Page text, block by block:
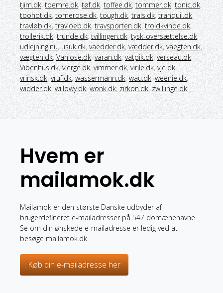
tjim.dk, toemre.dk, tøf.dk, toffee.dk, tommer.dk, tonic.dk,
toohot.dk, tornerose.dk, tough.dk, trals.dk, tranquil.dk,
travløb.dk, travloeb.dk, travsporten.dk, troldkvinde.dk,
trollerik.dk, trunde.dk, tvillingen.dk, tysk-oversættelse.dk,
udlejning.nu, usuk.dk, vaedder.dk, vædder.dk, vaegten.dk,
vægten.dk, Vanlose.dk, varan.dk, vatpik.dk, verseau.dk,
Vibenhus.dk, vierge.dk, vimmer.dk, virile.dk, vje.dk,
vrinsk.dk, vruf.dk, wassermann.dk, wau.dk, weenie.dk,
widder.dk, willowy.dk, wonk.dk, zirkon.dk, zwillinge.dk
Hvem er
mailamok.dk
Mailamok er den største Danske udbyder af
brugerdefineret e-mailadresser på 547 domænenavne.
Se om din ønskede e-mailadresse er ledig ved at
besøge mailamok.dk
Køb din e-mailadresse her